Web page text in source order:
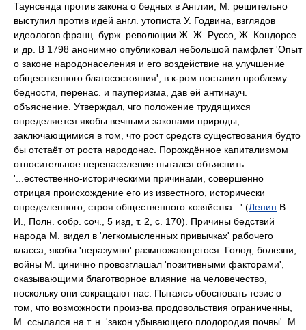
Таунсенда против закона о бедных в Англии, М. решительно
выступил против идей англ. утописта У. Годвина, взглядов
идеологов франц. бурж. революции Ж. Ж. Руссо, Ж. Кондорсе
и др. В 1798 анонимно опубликовал небольшой памфлет 'Опыт
о законе народонаселения и его воздействие на улучшение
общественного благосостояния', в к-ром поставил проблему
бедности, перенас. и пауперизма, дав ей антинауч.
объяснение. Утверждал, чго положение трудящихся
определяется якобы вечными законами природы,
заключающимися в том, что рост средств существования будто
бы отстаёт от роста народонас. Порождённое капитализмом
относительное перенаселение пытался объяснить
'...естественно-историческими причинами, совершенно
отрицая происхождение его из известного, исторически
определенного, строя общественного хозяйства...' (Ленин В.
И., Полн. собр. соч., 5 изд, т. 2, с. 170). Причины бедствий
народа М. видел в 'легкомысленных привычках' рабочего
класса, якобы 'неразумно' размножающегося. Голод, болезни,
войны М. цинично провозглашал 'позитивными факторами',
оказывающими благотворное влияние на человечество,
поскольку они сокращают нас. Пытаясь обосновать тезис о
том, что возможности произ-ва продовольствия ограниченны,
М. ссылался на т. н. 'закон убывающего плодородия почвы'. М.